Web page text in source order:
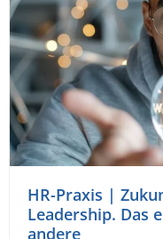
HR-Praxis |
Leadership. Das
andere